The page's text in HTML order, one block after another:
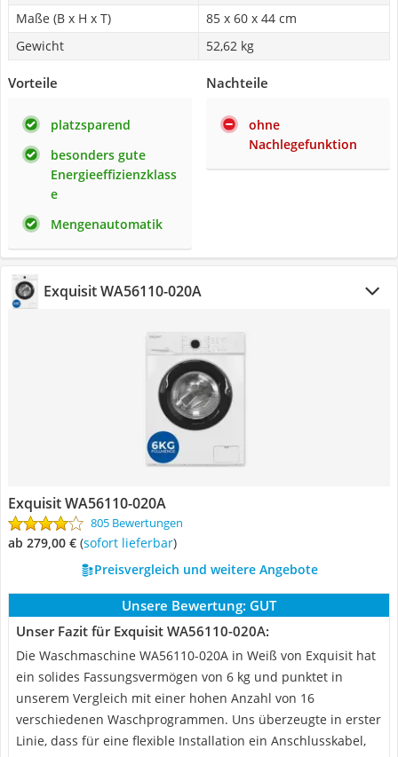
Maße (B x H x T)
85 x 60 x 44 cm
Gewicht
52,62 kg
Vorteile
platzsparend
besonders gute
Energieeffizienzklass
e
Mengenautomatik
Nachteile
ohne
Nachlegefunktion
Exquisit WA56110-020A
Exquisit WA56110-020A
805 Bewertungen
ab 279,00 € ( Sofort lieferbar)
Preisvergleich und weitere Angebote
Unsere Bewertung: GUT
Unser Fazit für Exquisit WA56110-020A:
Die Waschmaschine WA56110-020A in Weiß von Exquisit hat
ein solides Fassungsvermögen von 6 kg und punktet in
unserem Vergleich mit einer hohen Anzahl von 16
verschiedenen Waschprogrammen. Uns überzeugte in erster
Linie, dass für eine flexible Installation ein Anschlusskabel,